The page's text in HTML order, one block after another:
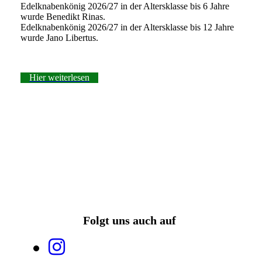
Edelknabenkönig 2026/27 in der Altersklasse bis 6 Jahre
wurde Benedikt Rinas.
Edelknabenkönig 2026/27 in der Altersklasse bis 12 Jahre
wurde Jano Libertus.
Hier weiterlesen
Folgt uns auch auf